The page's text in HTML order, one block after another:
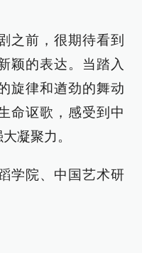
之前，很期待看到
颖的表达。当踏入
旋律和遒劲的舞动
命讴歌，感受到中
凝聚力。
学院、中国艺术研